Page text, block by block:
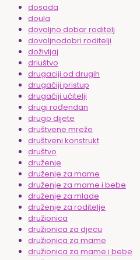
dosada
doula
dovoljno dobar roditelj
dovoljnodobri roditelji
doživljaj
driuštvo
drugaciji od drugih
drugačiji pristup
drugačiji učitelji
drugi rođendan
drugo dijete
društvene mreže
društveni konstrukt
društvo
druženje
druženje za mame
druženje za mame i bebe
druženje za mlade
druženje za roditelje
družionica
družionica za djecu
družionica za mame
družionica za mame i bebe